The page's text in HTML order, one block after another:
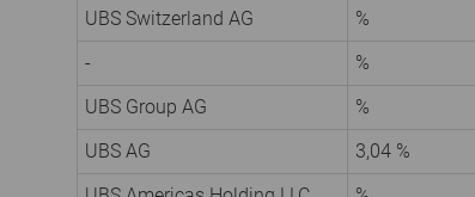
UBS Switzerland AG
%
-
%
UBS Group AG
%
UBS AG
3,04 %